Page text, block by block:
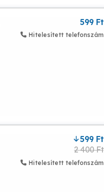
599 Ft
Hitelesített telefonszám
599 Ft
2 400 Ft
Hitelesített telefonszám